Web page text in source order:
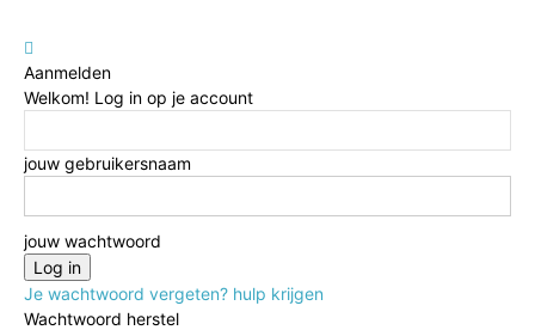
Aanmelden
Welkom! Log in op je account
jouw gebruikersnaam
jouw wachtwoord
Je wachtwoord vergeten? hulp krijgen
Wachtwoord herstel